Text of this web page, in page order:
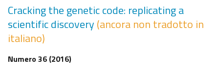
Cracking the genetic code: replicating a
scientific discovery (ancora non tradotto in
italiano)
Numero 36 (2016)